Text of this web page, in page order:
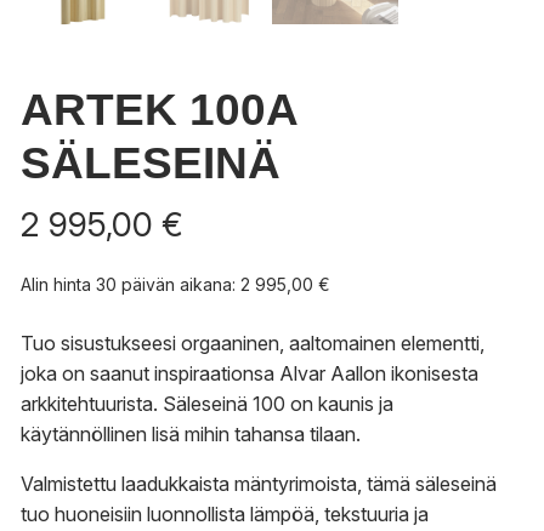
ARTEK 100A
SÄLESEINÄ
2 995,00 €
Alin hinta 30 päivän aikana: 2 995,00 €
Tuo sisustukseesi orgaaninen, aaltomainen elementti,
joka on saanut inspiraationsa Alvar Aallon ikonisesta
arkkitehtuurista. Säleseinä 100 on kaunis ja
käytännöllinen lisä mihin tahansa tilaan.
Valmistettu laadukkaista mäntyrimoista, tämä säleseinä
tuo huoneisiin luonnollista lämpöä, tekstuuria ja